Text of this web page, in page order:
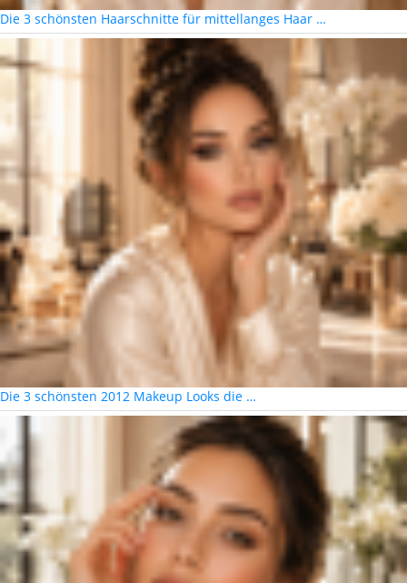
Die 3 schönsten Haarschnitte für mittellanges Haar …
Die 3 schönsten 2012 Makeup Looks die …